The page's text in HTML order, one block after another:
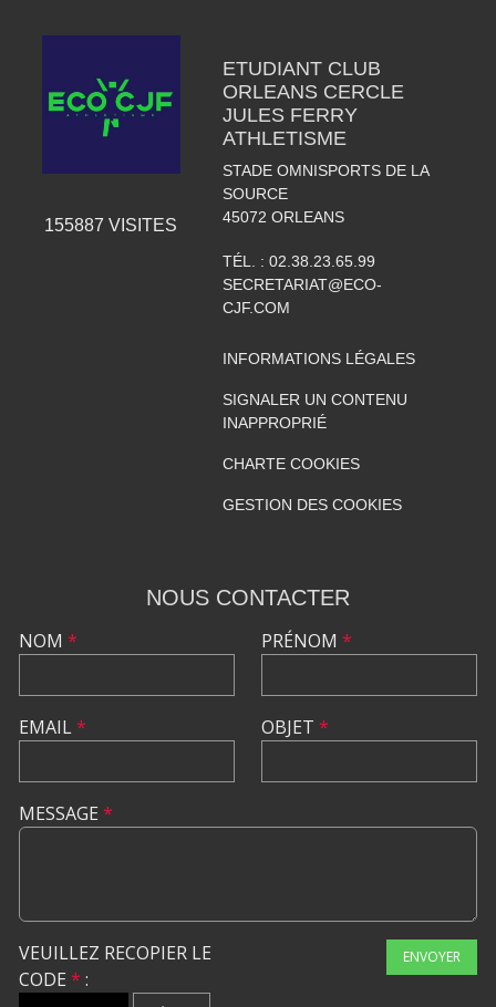
155887 VISITES
ETUDIANT CLUB
ORLEANS CERCLE
JULES FERRY
ATHLETISME
STADE OMNISPORTS DE LA
SOURCE
45072 ORLEANS
TÉL. : 02.38.23.65.99
SECRETARIAT@ECO-
CJF.COM
INFORMATIONS LÉGALES
SIGNALER UN CONTENU
INAPPROPRIÉ
CHARTE COOKIES
GESTION DES COOKIES
NOUS CONTACTER
NOM *
EMAIL*
PRÉNOM *
OBJET *
MESSAGE *
VEUILLEZ RECOPIER LE
CODE * :
ENVOYER